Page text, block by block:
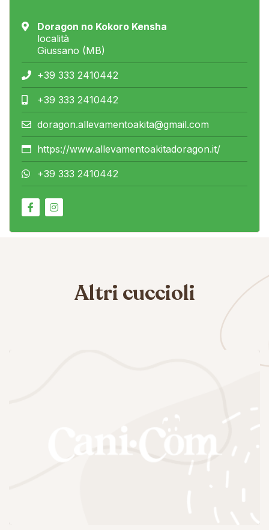
Doragon no Kokoro Kensha
località
Giussano (MB)
+39 333 2410442
+39 333 2410442
doragon.allevamentoakita@gmail.com
https://www.allevamentoakitadoragon.it/
+39 333 2410442
Altri cuccioli